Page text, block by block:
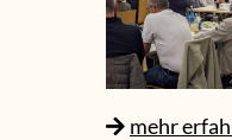
mehr